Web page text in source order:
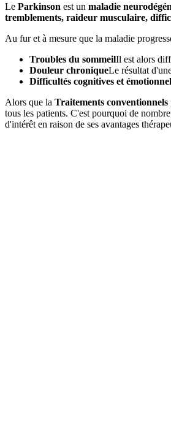
Le Parkinson est un maladie
tremblements, raideur musculaire,
Au fur et à mesure que la maladie
Troubles du sommeilIl est alors
Douleur chroniqueLe résultat
Difficultés cognitives et
Alors que la Traitements conventionnels
tous les patients. C'est pourquoi de
d'intérêt en raison de ses avantages